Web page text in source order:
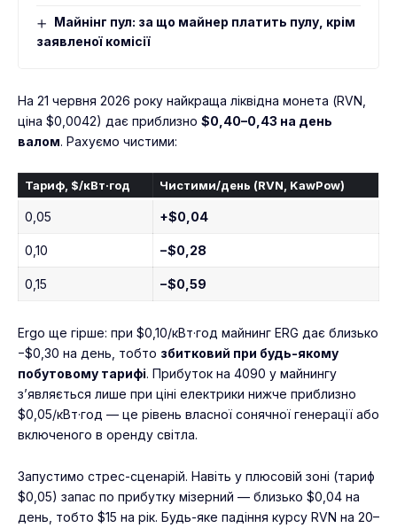
Майнінг пул: за що майнер платить пулу, крім
заявленої комісії
На 21 червня 2026 року найкраща ліквідна монета (RVN,
ціна $0,0042) дає приблизно $0,40–0,43 на день
валом. Рахуємо чистими:
Тариф, $/кВт·год Чистими/день (RVN, KawPow)
0,05 +$0,04
0,10 −$0,28
0,15 −$0,59
Ergo ще гірше: при $0,10/кВт·год майнинг ERG дає близько
−$0,30 на день, тобто збитковий при будь-якому
побутовому тарифі. Прибуток на 4090 у майнингу
з’являється лише при ціні електрики нижче приблизно
$0,05/кВт·год — це рівень власної сонячної генерації або
включеного в оренду світла.
Запустимо стрес-сценарій. Навіть у плюсовій зоні (тариф
$0,05) запас по прибутку мізерний — близько $0,04 на
день, тобто $15 на рік. Будь-яке падіння курсу RVN на 20–